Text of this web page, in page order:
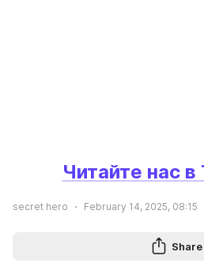
Читайте нас в
secret hero February 14, 2025, 08:15
Share